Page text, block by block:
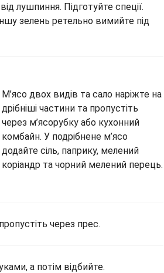
лушпиння. Підготуйте спеції.
зелень ретельно вимийте під
М’ясо двох видів та сало наріжте на
дрібніші частини та пропустіть
через м’ясорубку або кухонний
комбайн. У подрібнене м’ясо
додайте сіль, паприку, мелений
коріандр та чорний мелений перець.
через прес.
а потім відбийте.